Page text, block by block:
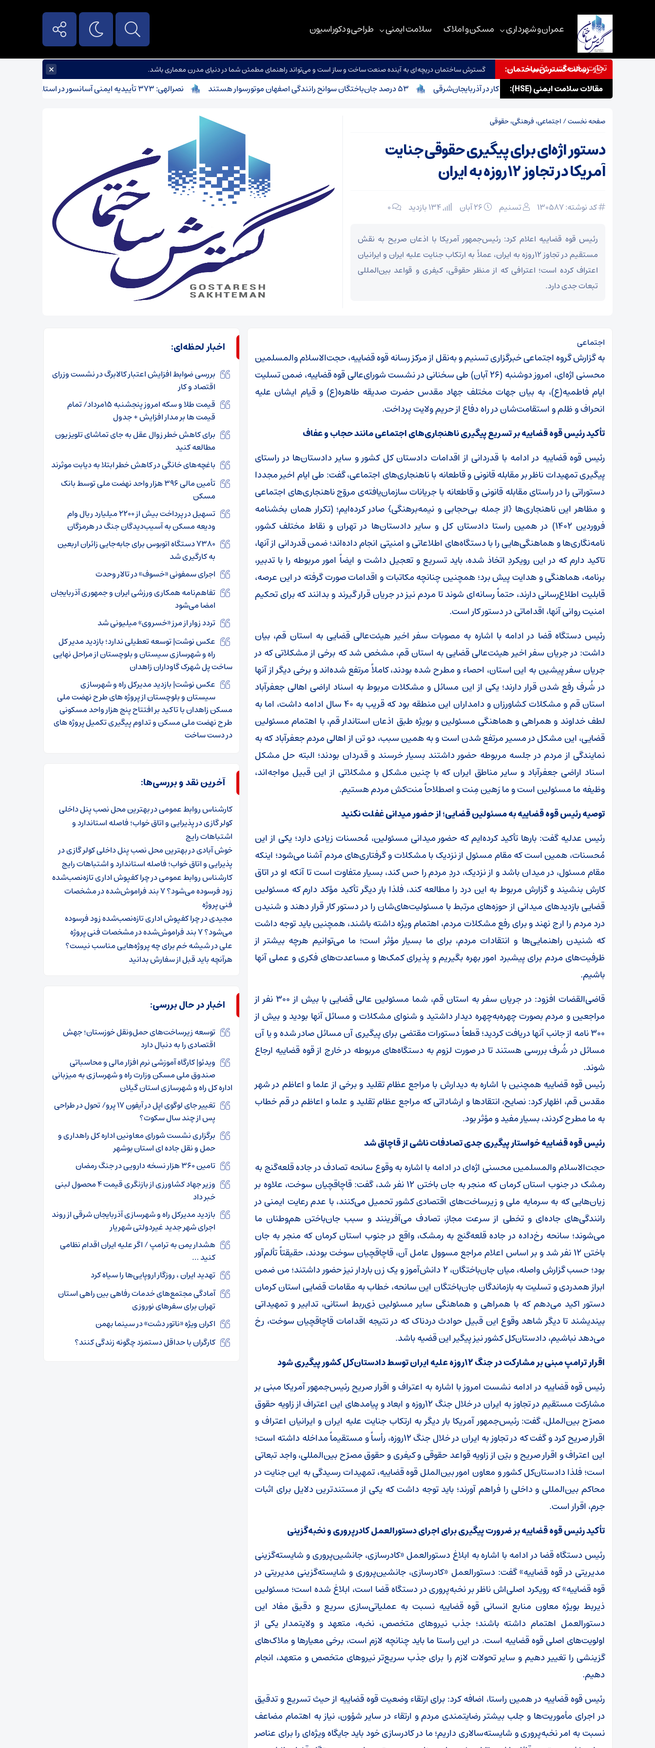
عمران و شهرداری مسکن و املاک سلامت ایمنی طراحی و دکوراسیون
تجارت و خدمات خبر × رسالت گسترش‌ساختمان: گسترش ساختمان دریچه‌ای به آینده صنعت ساخت و ساز است و می‌تواند راهنمای مطمئن شما در دنیای مدرن معماری باشد.
مقالات سلامت ایمنی (HSE):
اینفوگرافیک؛ کاهش جان‌باختگان حوادث کار در آذربایجان‌شرقی ۵۳ درصد جان‌باختگان سوانح رانندگی اصفهان موتورسوار هستند نصرالهی: ۳۷۳ تأییدیه ایمنی آسانسور در استان مرکزی صادر شد
صفحه نخست/ اجتماعی، فرهنگی، حقوقی
دستور اژه‌ای برای پیگیری حقوقی جنایت
آمریکا در تجاوز ۱۲روزه به ایران
کد نوشته: 130587 تسنیم ۰
رئیس قوه قضاییه اعلام کرد: رئیس‌جمهور آمریکا با اذعان صریح به نقش
مستقیم در تجاوز ۱۲روزه به ایران، عملاً به ارتکاب جنایت علیه ایران و ایرانیان
اعتراف کرده است؛ اعترافی که از منظر حقوقی، کیفری و قواعد بین‌المللی
تبعات جدی دارد.
اجتماعی
به گزارش گروه اجتماعی خبرگزاری تسنیم و به‌نقل از مرکز رسانه قوه قضاییه، حجت‌الاسلام والمسلمین
محسنی اژه‌ای، امروز دوشنبه (۲۶ آبان) طی سخنانی در نشست شورای‌عالی قوه قضاییه، ضمن تسلیت
ایام فاطمیه(ع)، به بیان جهات مختلف جهاد مقدس حضرت صدیقه طاهره(ع) و قیام ایشان علیه
انحراف و ظلم و استقامت‌شان در راه دفاع از حریم ولایت پرداخت.
تأکید رئیس قوه قضاییه بر تسریع پیگیری ناهنجاری‌های اجتماعی مانند حجاب و عفاف
رئیس قوه قضاییه در ادامه با قدردانی از اقدامات دادستان کل کشور و سایر دادستان‌ها در راستای
پیگیری تمهیدات ناظر بر مقابله قانونی و قاطعانه با ناهنجاری‌های اجتماعی، گفت: طی ایام اخیر مجددا
دستوراتی را در راستای مقابله قانونی و قاطعانه با جریانات سازمان‌یافته‌ی مروّج ناهنجاری‌های اجتماعی
و مظاهر این ناهنجاری‌ها {از جمله بی‌حجابی و نیمه‌برهنگی} صادر کرده‌ایم؛ (تکرار همان بخشنامه
فروردین ۱۴۰۲) در همین راستا دادستان کل و سایر دادستان‌ها در تهران و نقاط مختلف کشور،
نامه‌نگاری‌ها و هماهنگی‌هایی را با دستگاه‌های اطلاعاتی و امنیتی انجام داده‌اند؛ ضمن قدردانی از آنها،
تاکید دارم که در این رویکردِ اتخاذ شده، باید تسریع و تعجیل داشت و ایضاً امور مربوطه را با تدبیر،
برنامه، هماهنگی و هدایت پیش برد؛ همچنین چنانچه مکاتبات و اقدامات صورت گرفته در این عرصه،
قابلیت اطلاع‌رسانی دارند، حتماً رسانه‌ای شوند تا مردم نیز در جریان قرار گیرند و بدانند که برای تحکیم
امنیت روانی آنها، اقداماتی در دستور کار است.
رئیس دستگاه قضا در ادامه با اشاره به مصوبات سفر اخیر هیئت‌عالی قضایی به استان قم، بیان
داشت: در جریان سفر اخیر هیئت‌عالی قضایی به استان قم، مشخص شد که برخی از مشکلاتی که در
جریان سفر پیشین به این استان، احصاء و مطرح شده بودند، کاملاً مرتفع شده‌اند و برخی دیگر از آنها
در شُرف رفع شدن قرار دارند؛ یکی از این مسائل و مشکلات مربوط به اسناد اراضی اهالی جعفرآباد
استان قم و مشکلات کشاورزان و دامداران این منطقه بود که قریب به ۴۰ سال ادامه داشت، اما به
لطف خداوند و همراهی و هماهنگی مسئولین و بویژه طبق اذعان استاندار قم، با اهتمام مسئولین
قضایی، این مشکل در مسیر مرتفع شدن است و به همین سبب، دو تن از اهالی مردم جعفرآباد که به
نمایندگی از مردم در جلسه مربوطه حضور داشتند بسیار خرسند و قدردان بودند؛ البته حل مشکل
اسناد اراضی جعفرآباد و سایر مناطق ایران که با چنین مشکل و مشکلاتی از این قبیل مواجه‌اند،
وظیفه ما مسئولین است و ما رَهین مِنت و اصطلاحاً منت‌کش مردم هستیم.
توصیه رئیس قوه قضاییه به مسئولین قضایی؛ از حضور میدانی غفلت نکنید
رئیس عدلیه گفت: بار‌ها تأکید کرده‌ایم که حضور میدانی مسئولین، مُحسنات زیادی دارد؛ یکی از این
مُحسنات، همین است که مقام مسئول از نزدیک با مشکلات و گرفتاری‌های مردم آشنا می‌شود؛ اینکه
مقام مسئول، در میدان باشد و از نزدیک، دردِ مردم را حس کند، بسیار متفاوت است تا آنکه او در اتاق
کارش بنشیند و گزارش مربوط به این درد را مطالعه کند، فلذا بار دیگر تأکید مؤکد دارم که مسئولین
قضایی بازدید‌های میدانی از حوزه‌های مرتبط با مسئولیت‌های‌شان را در دستور کار قرار دهند و شنیدن
درد مردم را ارج نهند و برای رفع مشکلات مردم، اهتمام ویژه داشته باشند، همچنین باید توجه داشت
که شنیدن راهنمایی‌ها و انتقادات مردم، برای ما بسیار مؤثر است؛ ما می‌توانیم هرچه بیشتر از
ظرفیت‌های مردم برای پیشبرد امور بهره بگیریم و پذیرای کمک‌ها و مساعدت‌های فکری و عملی آنها
باشیم.
قاضی‌القضات افزود: در جریان سفر به استان قم، شما مسئولین عالی قضایی با بیش از ۳۰۰ نفر از
مراجعین و مردم بصورت چهره‌به‌چهره دیدار داشتید و شنوای مشکلات و مسائل آنها بودید و بیش از
۳۰۰ نامه از جانب آنها دریافت کردید؛ قطعاً دستورات مقتضی برای پیگیری آن مسائل صادر شده و یا آن
مسائل در شُرف بررسی هستند تا در صورت لزوم به دستگاه‌های مربوطه در خارج از قوه قضاییه ارجاع
شوند.
رئیس قوه قضاییه همچنین با اشاره به دیدارش با مراجع عظام تقلید و برخی از علما و اعاظم در شهر
مقدس قم، اظهار کرد: نصایح، انتقاد‌ها و ارشاداتی که مراجع عظام تقلید و علما و اعاظم در قم خطاب
به ما مطرح کردند، بسیار مفید و مؤثر بود.
رئیس قوه قضاییه خواستار پیگیری جدی تصادفات ناشی از قاچاق شد
حجت‌الاسلام والمسلمین محسنی اژه‌ای در ادامه با اشاره به وقوع سانحه تصادف در جاده قلعه‌گنج به
رمشک در جنوب استان کرمان که منجر به جان باختن ۱۲ نفر شد، گفت: قاچاقچیان سوخت، علاوه بر
زیان‌هایی که به سرمایه ملی و زیرساخت‌های اقتصادی کشور تحمیل می‌کنند، با عدم رعایت ایمنی در
رانندگی‌های جاده‌ای و تخطی از سرعت مجاز، تصادف می‌آفرینند و سبب جان‌باختن هم‌وطنان ما
می‌شوند؛ سانحه رخ‌داده در جاده قلعه‌گنج به رمشک، واقع در جنوب استان کرمان که منجر به جان
باختن ۱۲ نفر شد و بر اساس اعلام مراجع مسوول عامل آن، قاچاقچیان سوخت بودند، حقیقتاً تألم‌آور
بود؛ حسب گزارش واصله، میان جان‌باختگان، ۲ دانش‌آموز و یک زن باردار نیز حضور داشتند؛ من ضمن
ابراز همدردی و تسلیت به بازماندگان جان‌باختگان این سانحه، خطاب به مقامات قضایی استان کرمان
دستور اکید می‌دهم که با همراهی و هماهنگی سایر مسئولین ذی‌ربط استانی، تدابیر و تمهیداتی
بیندیشند تا دیگر شاهد وقوع این قبیل حوادث دردناک که در نتیجه اقدامات قاچاقچیان سوخت، رخ
می‌دهد نباشیم، دادستان‌کل کشور نیز پیگیر این قضیه باشد.
اقرار ترامپ مبنی بر مشارکت در جنگ ۱۲روزه علیه ایران توسط دادستان‌کل کشور پیگیری شود
رئیس قوه قضاییه در ادامه نشست امروز با اشاره به اعتراف و اقرار صریح رئیس‌جمهور آمریکا مبنی بر
مشارکت مستقیم در تجاوز به ایران در خلال جنگ ۱۲روزه و ابعاد و پیامد‌های این اعتراف از زاویه حقوق
مصرّح بین‌الملل، گفت: رئیس‌جمهور آمریکا بار دیگر به ارتکاب جنایت علیه ایران و ایرانیان اعتراف و
اقرار صریح کرد و گفت که در تجاوز به ایران در خلال جنگ ۱۲روزه، رأساً و مستقیماً مداخله داشته است؛
این اعتراف و اقرار صریح و بیّن از زاویه قواعد حقوقی و کیفری و حقوق مصرّح بین‌المللی، واجد تبعاتی
است؛ فلذا دادستان‌کل کشور و معاون امور بین‌الملل قوه قضاییه، تمهیدات رسیدگی به این جنایت در
محاکم بین‌المللی و داخلی را فراهم آورند؛ باید توجه داشت که یکی از مستندترین دلایل برای اثبات
جرم، اقرار است.
تأکید رئیس قوه قضاییه بر ضرورت پیگیری برای اجرای دستورالعمل کادرپروری و نخبه‌گزینی
رئیس دستگاه قضا در ادامه با اشاره به ابلاغ دستورالعمل «کادرسازی، جانشین‌پروری و شایسته‌گزینی
مدیریتی در قوه قضاییه» گفت: دستورالعمل «کادرسازی، جانشین‌پروری و شایسته‌گزینی مدیریتی در
قوه قضاییه» که رویکرد اصلی‌اش ناظر بر نخبه‌پروری در دستگاه قضا است، ابلاغ شده است؛ مسئولین
ذیربط بویژه معاون منابع انسانی قوه قضاییه نسبت به عملیاتی‌سازی سریع و دقیق مفاد این
دستورالعمل اهتمام داشته باشند؛ جذب نیرو‌های متخصص، نخبه، متعهد و ولایتمدار یکی از
اولویت‌های اصلی قوه قضاییه است. در این راستا ما باید چنانچه لازم است، برخی معیار‌ها و ملاک‌های
گزینشی را تغییر دهیم و سایر تحولات لازم را برای جذب سریع‌تر نیرو‌های متخصص و متعهد، انجام
دهیم.
رئیس قوه قضاییه در همین راستا، اضافه کرد: برای ارتقاء وضعیت قوه قضاییه از حیث تسریع و تدقیق
در اجرای مأموریت‌ها و جلب بیشتر رضایتمندی مردم و ارتقاء در سایر شؤون، نیاز به اهتمام مضاعف
نسبت به امر نخبه‌پروری و شایسته‌سالاری داریم؛ ما در کادرسازی خود باید جایگاه ویژه‌ای را برای عناصر
اخبار لحظه‌ای:
بررسی ضوابط افزایش اعتبار کالابرگ در نشست وزرای
اقتصاد و کار
قیمت طلا و سکه امروز پنجشنبه ۱۵مرداد/ تمام
قیمت ها بر مدار افزایش + جدول
برای کاهش خطر زوال عقل به جای تماشای تلویزیون
مطالعه کنید
باغچه‌های خانگی در کاهش خطر ابتلا به دیابت موثرند
تأمین مالی ۳۹۶ هزار واحد نهضت ملی توسط بانک
مسکن
تسهیل در پرداخت بیش از ۲۲۰۰ میلیارد ریال وام
ودیعه مسکن به آسیب‌دیدگان جنگ در هرمزگان
۷۳۸۰ دستگاه اتوبوس برای جابه‌جایی زائران اربعین
به‌ کارگیری شد
اجرای سمفونی «خسوف» در تالار وحدت
تفاهم‌نامه همکاری ورزشی ایران و جمهوری آذربایجان
امضا می‌شود
️تردد زوار از مرز «خسروی» میلیونی شد
عکس نوشت| توسعه تعطیلی ندارد؛ بازدید مدیر کل
راه و شهرسازی سیستان و بلوچستان از مراحل نهایی
ساخت پل شهرک گاوداران زاهدان
عکس نوشت| بازدید مدیرکل راه و شهرسازی
سیستان و بلوچستان از پروژه های طرح نهضت ملی
مسکن زاهدان با تاکید بر افتتاح پنج هزار واحد مسکونی
طرح نهضت ملی مسکن و تداوم پیگیری تکمیل پروژه های
در دست ساخت
آخرین نقد و بررسی‌ها:
کارشناس روابط عمومیدربهترین محل نصب پنل داخلی
کولر گازی در پذیرایی و اتاق خواب؛ فاصله استاندارد و
اشتباهات رایج
خوش آبادیدربهترین محل نصب پنل داخلی کولر گازی در
پذیرایی و اتاق خواب؛ فاصله استاندارد و اشتباهات رایج
کارشناس روابط عمومیدرچرا کفپوش اداری تازه‌نصب‌شده
زود فرسوده می‌شود؟ ۷ بند فراموش‌شده در مشخصات
فنی پروژه
مجیدیدرچرا کفپوش اداری تازه‌نصب‌شده زود فرسوده
می‌شود؟ ۷ بند فراموش‌شده در مشخصات فنی پروژه
علیدرشیشه خم برای چه پروژه‌هایی مناسب نیست؟
هرآنچه باید قبل از سفارش بدانید
اخبار در حال بررسی:
توسعه زیرساخت‌های حمل‌ونقل خوزستان؛ جهش
اقتصادی را به دنبال دارد
ویدئو| کارگاه آموزشی نرم افزار مالی و محاسباتی
صندوق ملی مسکن وزارت راه و شهرسازی به میزبانی
اداره کل راه و شهرسازی استان گیلان
تغییر جای لوگوی اپل در آیفون ۱۷ پرو/ تحول در طراحی
پس از چند سال سکوت؟
برگزاری نشست شورای معاونین اداره کل راهداری و
حمل و نقل جاده ای استان بوشهر
تامین ۳۶۰ هزار نسخه دارویی در جنگ رمضان
وزیر جهاد کشاورزی از بازنگری قیمت ۴ محصول لبنی
خبر داد
بازدید مدیرکل راه و شهرسازی آذربایجان شرقی از روند
اجرای شهر جدید غیردولتی شهریار
هشدار یمن به ترامپ / اگر علیه ایران اقدام نظامی
کنید …
تهدید ایران ، روزگار اروپایی‌ها را سیاه کرد
آمادگی مجتمع‌های خدمات رفاهی بین راهی استان
تهران برای سفرهای نوروزی
اکران ویژه «ناتور دشت» در سینما بهمن
کارگران با حداقل دستمزد چگونه زندگی کنند؟